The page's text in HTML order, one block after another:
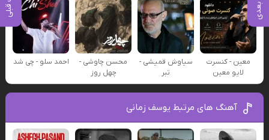
معین - کنسرت
لایو معین
سیاوش قمیشی -
تبر
محسن چاوشی -
چهل روز
احمد سلو - چی شد
آهنگ های مرتبط یوسف زمانی